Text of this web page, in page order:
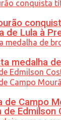
de Lula à
de
medalha
de Campo